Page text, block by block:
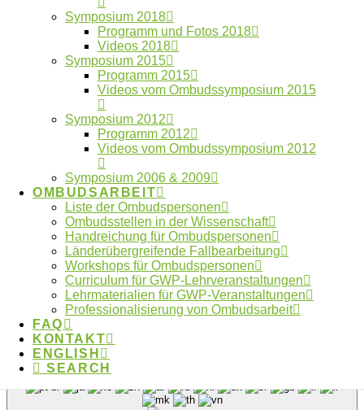
Symposium 2018
Programm und Fotos 2018
Videos 2018
Symposium 2015
Programm 2015
Videos vom Ombudssymposium 2015
Symposium 2012
Programm 2012
Videos vom Ombudssymposium 2012
Symposium 2006 & 2009
OMBUDSARBEIT
Liste der Ombudspersonen
Ombudsstellen in der Wissenschaft
Handreichung für Ombudspersonen
Länderübergreifende Fallbearbeitung
Workshops für Ombudspersonen
Curriculum für GWP-Lehrveranstaltungen
Lehrmaterialien für GWP-Veranstaltungen
Professionalisierung von Ombudsarbeit
FAQ
KONTAKT
ENGLISH
SEARCH
Wissenschaft
Anmeldung digitaler Workshoptag 2026
geöffnet
Anmeldung digitaler Workshoptag 2026
Jahresbericht 2025 des OWID online
Athens Statement: Empfehlungen für
verantwortungsbewusste transdisziplinäre
Forschung veröffentlicht
Impressum
FAQ
Kontakt
Datenschutzerklärung
Made with ❤︎ bygalaniprojects GmbH © 2026
Type and Press “enter” to Search